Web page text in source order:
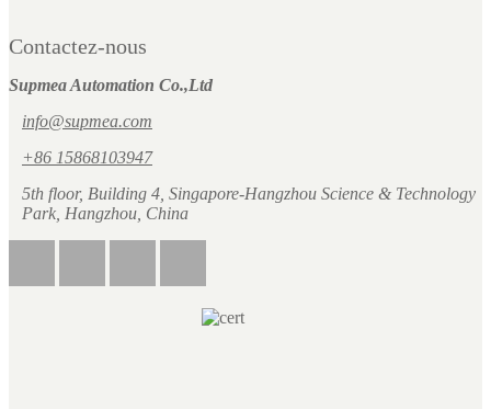
Contactez-nous
Supmea Automation Co.,Ltd
info@supmea.com
+86 15868103947
5th floor, Building 4, Singapore-Hangzhou Science & Technology
Park, Hangzhou, China